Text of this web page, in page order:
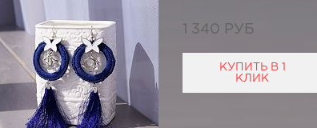
1 340 РУБ
КУПИТЬ В 1
КЛИК